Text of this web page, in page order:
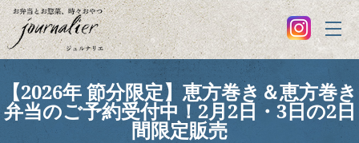
【2026年 節分限定】恵方巻き＆恵方巻き
弁当のご予約受付中！2月2日・3日の2日
間限定販売